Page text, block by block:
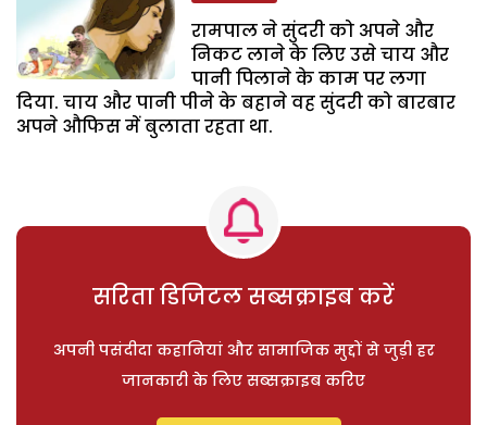
रामपाल ने सुंदरी को अपने और
निकट लाने के लिए उसे चाय और
पानी पिलाने के काम पर लगा
दिया. चाय और पानी पीने के बहाने वह सुंदरी को बारबार
अपने औफिस में बुलाता रहता था.
सरिता डिजिटल सब्सक्राइब करें
अपनी पसंदीदा कहानियां और सामाजिक मुद्दों से जुड़ी हर
जानकारी के लिए सब्सक्राइब करिए